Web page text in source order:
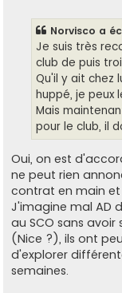
Norvisco a
Je suis très
club de puis
Qu'il y ait chez
huppé, je peux
Mais
pour le club, il
Oui, on est
ne peut rien
contrat en main et
J'imagine mal AD
au SCO sans
(Nice ?), ils ont
d'explorer
semaines.